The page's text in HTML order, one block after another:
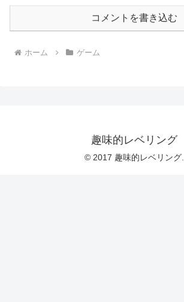
コメントを書き込む
ホーム ゲーム
趣味的レベリング
© 2017 趣味的レベリング.